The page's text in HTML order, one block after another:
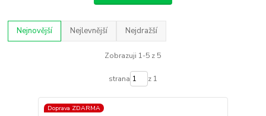
Nejnovější Nejlevnější Nejdražší
Zobrazuji 1-5 z 5
strana z 1
Doprava ZDARMA